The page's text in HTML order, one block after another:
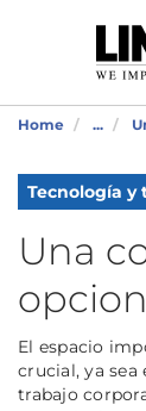
Home ...
Tecnología y
Una
El espacio
crucial, ya sea
trabajo